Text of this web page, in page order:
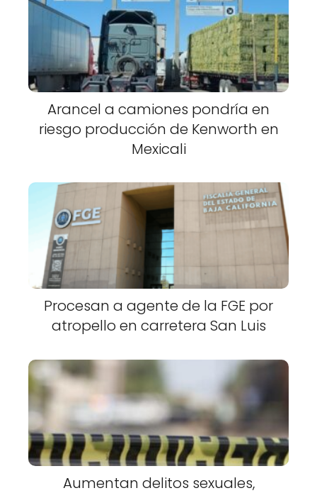
Arancel a camiones pondría en
riesgo producción de Kenworth en
Mexicali
Procesan a agente de la FGE por
atropello en carretera San Luis
Aumentan delitos sexuales,